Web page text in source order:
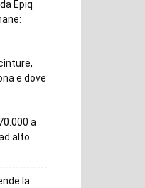
Epiq
e dove
a
alto
la